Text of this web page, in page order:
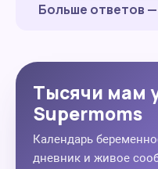
Больше ответов
Тысячи мам
Supermoms
Календарь
дневник и живое